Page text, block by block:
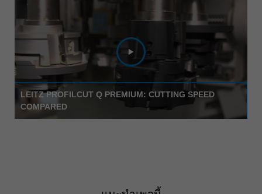
LEITZ PROFILCUT Q PREMIUM: CUTTING SPEED
COMPARED